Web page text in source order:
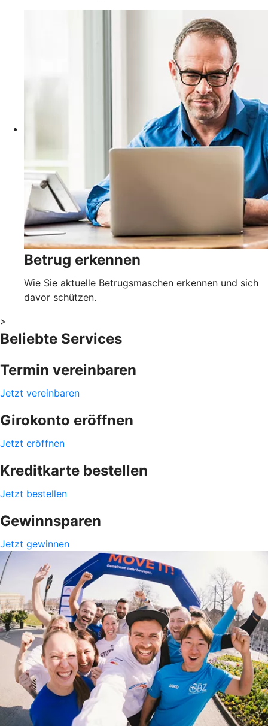
Betrug erkennen
Wie Sie aktuelle Betrugsmaschen erkennen und sich
davor schützen.
>
Beliebte Services
Termin vereinbaren
Jetzt vereinbaren
Girokonto eröffnen
Jetzt eröffnen
Kreditkarte bestellen
Jetzt bestellen
Gewinnsparen
Jetzt gewinnen